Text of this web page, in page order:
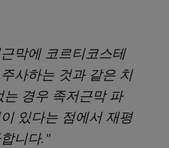
막에 코르티코스테
사하는 것과 같은 치
경우 족저근막 파
있다는 점에서 재평
니다."